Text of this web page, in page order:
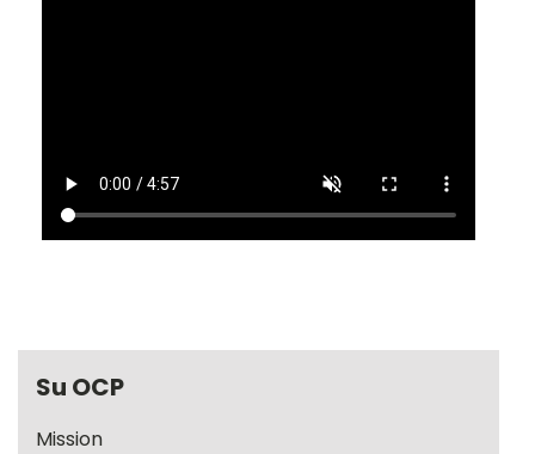
Su OCP
Mission